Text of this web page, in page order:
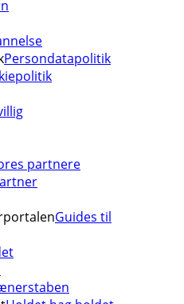
Persondatapolitik
partnere
Guides til